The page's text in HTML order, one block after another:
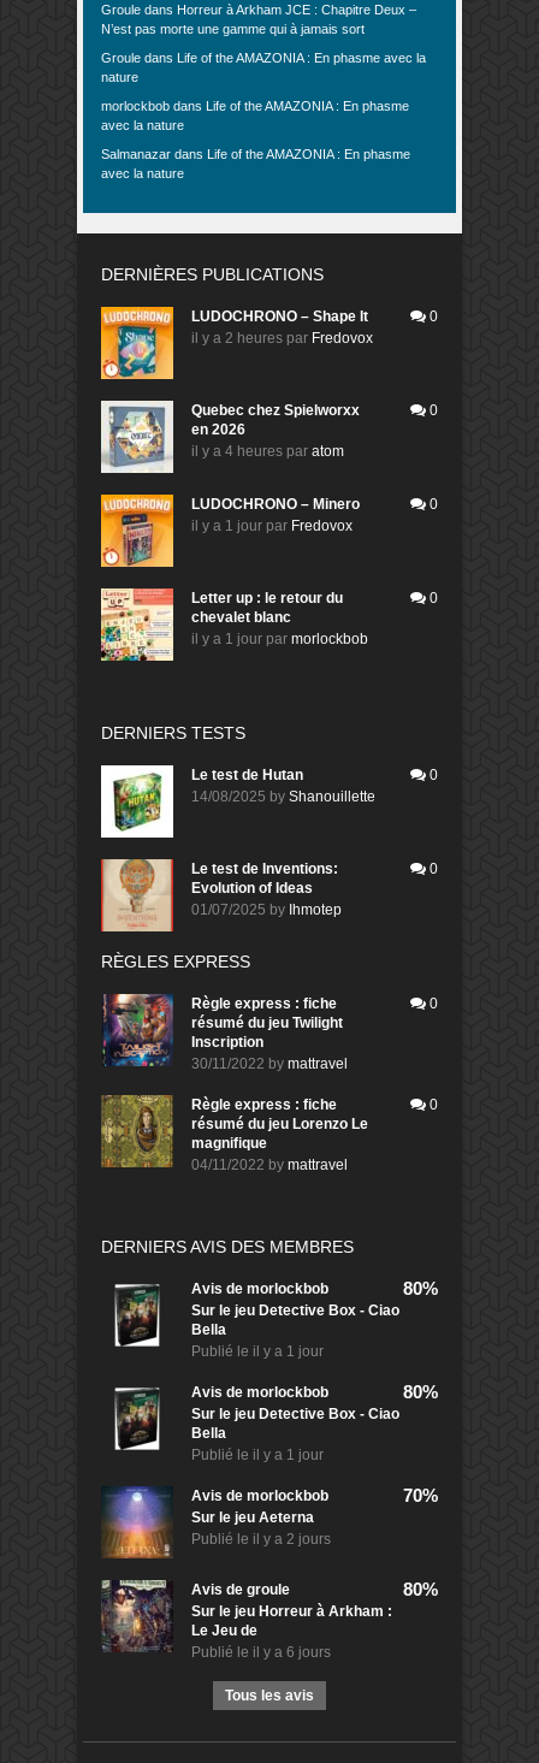
Groule dans Horreur à Arkham JCE : Chapitre Deux –
N’est pas morte une gamme qui à jamais sort
Groule dans Life of the AMAZONIA : En phasme avec la
nature
morlockbob dans Life of the AMAZONIA : En phasme
avec la nature
Salmanazar dans Life of the AMAZONIA : En phasme
avec la nature
DERNIÈRES PUBLICATIONS
LUDOCHRONO – Shape It
il y a 2 heures par Fredovox
0
Quebec chez Spielworxx
en 2026
il y a 4 heures par atom
0
LUDOCHRONO – Minero
il y a 1 jour par Fredovox
0
Letter up : le retour du
chevalet blanc
il y a 1 jour par morlockbob
0
DERNIERS TESTS
Le test de Hutan
14/08/2025 by Shanouillette
0
Le test de Inventions:
Evolution of Ideas
01/07/2025 by Ihmotep
0
RÈGLES EXPRESS
Règle express : fiche
résumé du jeu Twilight
Inscription
30/11/2022 by mattravel
0
Règle express : fiche
résumé du jeu Lorenzo Le
magnifique
04/11/2022 by mattravel
0
DERNIERS AVIS DES MEMBRES
Avis de morlockbob
Sur le jeu Detective Box - Ciao
Bella
Publié le il y a 1 jour
80%
Avis de morlockbob
Sur le jeu Detective Box - Ciao
Bella
Publié le il y a 1 jour
80%
Avis de morlockbob
Sur le jeu Aeterna
Publié le il y a 2 jours
70%
Avis de groule
Sur le jeu Horreur à Arkham :
Le Jeu de
Publié le il y a 6 jours
80%
Tous les avis